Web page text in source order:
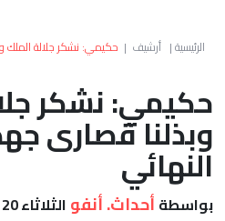
الرئيسية| أرشيف | حكيمي: نشكر جلالة الملك
حكيمي: نشكر
وبذلنا قصارى
النهائي
بواسطة أحداث. أنفو الثلاثاء 20 يناير, 2026 - 10:58